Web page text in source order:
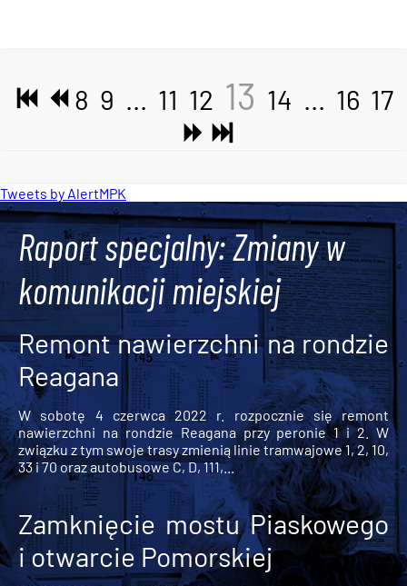
8 9 ... 11 12 13 14 ... 16 17
Tweets by AlertMPK
Raport specjalny: Zmiany w
komunikacji miejskiej
Remont nawierzchni na rondzie
Reagana
W sobotę 4 czerwca 2022 r. rozpocznie się remont
nawierzchni na rondzie Reagana przy peronie 1 i 2. W
związku z tym swoje trasy zmienią linie tramwajowe 1, 2, 10,
33 i 70 oraz autobusowe C, D, 111,...
Zamknięcie mostu Piaskowego
i otwarcie Pomorskiej